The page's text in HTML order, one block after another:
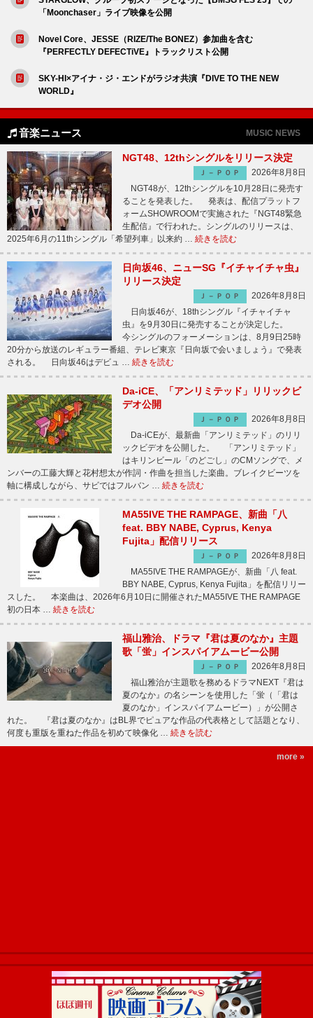
「Moonchaser」ライブ映像を公開
Novel Core、JESSE（RIZE/The BONEZ）参加曲を含む
『PERFECTLY DEFECTiVE』トラックリスト公開
SKY-HI×アイナ・ジ・エンドがラジオ共演『DIVE TO THE NEW
WORLD』
音楽ニュース MUSIC NEWS
NGT48、12thシングルをリリース決定
Ｊ－ＰＯＰ
2026年8月8日
NGT48が、12thシングルを10月28日に発売す
ることを発表した。 発表は、配信プラットフ
ォームSHOWROOMで実施された『NGT48緊急
生配信』で行われた。シングルのリリースは、
2025年6月の11thシングル「希望列車」以来約 … 続きを読む
日向坂46、ニューSG『イチャイチャ虫』
リリース決定
Ｊ－ＰＯＰ
2026年8月8日
日向坂46が、18thシングル『イチャイチャ
虫』を9月30日に発売することが決定した。
今シングルのフォーメーションは、8月9日25時
20分から放送のレギュラー番組、テレビ東京『日向坂で会いましょう』で発表
される。 日向坂46はデビュ … 続きを読む
Da-iCE、「アンリミテッド」リリックビ
デオ公開
Ｊ－ＰＯＰ
2026年8月8日
Da-iCEが、最新曲「アンリミテッド」のリリ
ックビデオを公開した。 「アンリミテッド」
はキリンビール「のどごし」のCMソングで、メ
ンバーの工藤大輝と花村想太が作詞・作曲を担当した楽曲。ブレイクビーツを
軸に構成しながら、サビではフルバン … 続きを読む
MA55IVE THE RAMPAGE、新曲「八
feat. BBY NABE, Cyprus, Kenya
Fujita」配信リリース
Ｊ－ＰＯＰ
2026年8月8日
MA55IVE THE RAMPAGEが、新曲「八 feat.
BBY NABE, Cyprus, Kenya Fujita」を配信リリー
スした。 本楽曲は、2026年6月10日に開催されたMA55IVE THE RAMPAGE
初の日本 … 続きを読む
福山雅治、ドラマ『君は夏のなか』主題
歌「蛍」インスパイアムービー公開
Ｊ－ＰＯＰ
2026年8月8日
福山雅治が主題歌を務めるドラマNEXT『君は
夏のなか』の名シーンを使用した「蛍（「君は
夏のなか」インスパイアムービー）」が公開さ
れた。 『君は夏のなか』はBL界でピュアな作品の代表格として話題となり、
何度も重版を重ねた作品を初めて映像化 … 続きを読む
more »